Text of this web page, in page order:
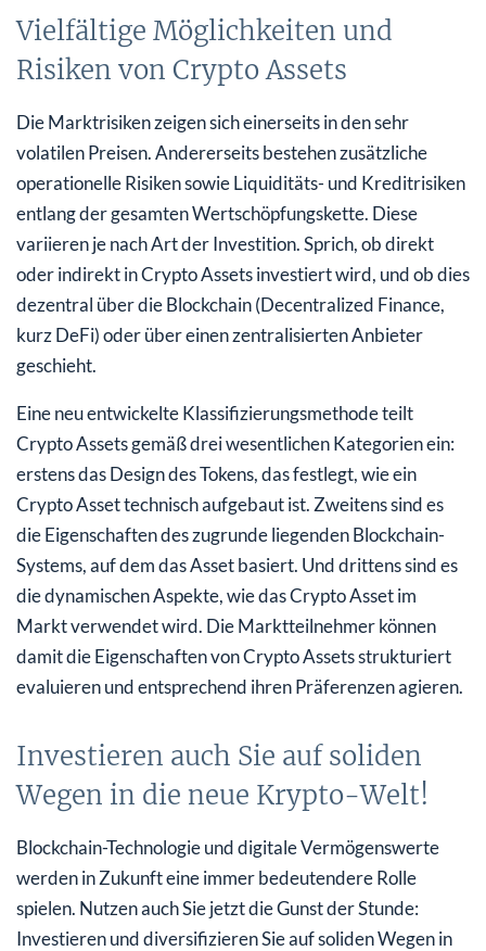
Vielfältige Möglichkeiten und
Risiken von Crypto Assets
Die Marktrisiken zeigen sich einerseits in den sehr
volatilen Preisen. Andererseits bestehen zusätzliche
operationelle Risiken sowie Liquiditäts- und Kreditrisiken
entlang der gesamten Wertschöpfungskette. Diese
variieren je nach Art der Investition. Sprich, ob direkt
oder indirekt in Crypto Assets investiert wird, und ob dies
dezentral über die Blockchain (Decentralized Finance,
kurz DeFi) oder über einen zentralisierten Anbieter
geschieht.
Eine neu entwickelte Klassifizierungsmethode teilt
Crypto Assets gemäß drei wesentlichen Kategorien ein:
erstens das Design des Tokens, das festlegt, wie ein
Crypto Asset technisch aufgebaut ist. Zweitens sind es
die Eigenschaften des zugrunde liegenden Blockchain-
Systems, auf dem das Asset basiert. Und drittens sind es
die dynamischen Aspekte, wie das Crypto Asset im
Markt verwendet wird. Die Marktteilnehmer können
damit die Eigenschaften von Crypto Assets strukturiert
evaluieren und entsprechend ihren Präferenzen agieren.
Investieren auch Sie auf soliden
Wegen in die neue Krypto-Welt!
Blockchain-Technologie und digitale Vermögenswerte
werden in Zukunft eine immer bedeutendere Rolle
spielen. Nutzen auch Sie jetzt die Gunst der Stunde:
Investieren und diversifizieren Sie auf soliden Wegen in